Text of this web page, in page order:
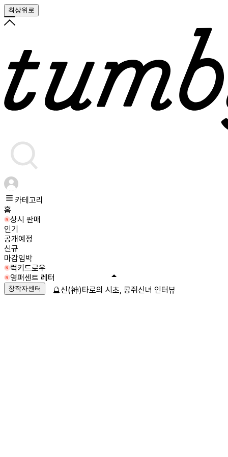
최상위로
카테고리
홈
상시 판매
인기
공개예정
신규
마감임박
럭키드로우
영퍼센트 레터
창작자센터 🔮신(神)타로의 시초, 콩쥐신녀 인터뷰